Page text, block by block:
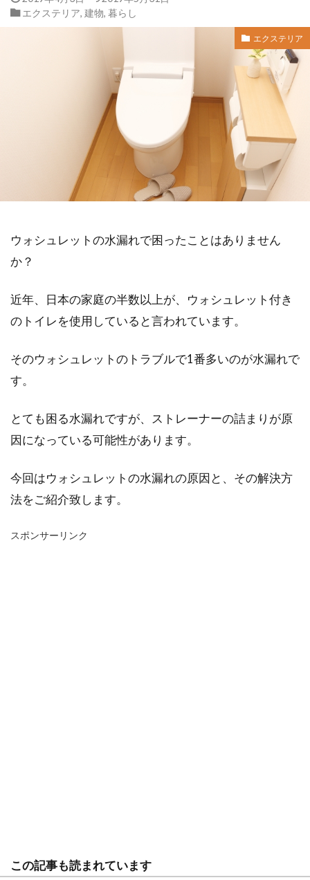
エクステリア, 建物, 暮らし
エクステリア
ウォシュレットの水漏れで困ったことはありません
か？
近年、日本の家庭の半数以上が、ウォシュレット付き
のトイレを使用していると言われています。
そのウォシュレットのトラブルで1番多いのが水漏れで
す。
とても困る水漏れですが、ストレーナーの詰まりが原
因になっている可能性があります。
今回はウォシュレットの水漏れの原因と、その解決方
法をご紹介致します。
スポンサーリンク
この記事も読まれています